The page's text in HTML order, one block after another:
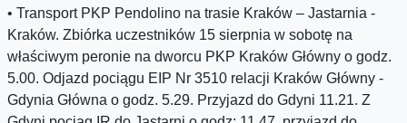
• Transport PKP Pendolino na trasie Kraków – Jastarnia -
Kraków. Zbiórka uczestników 15 sierpnia w sobotę na
właściwym peronie na dworcu PKP Kraków Główny o godz.
5.00. Odjazd pociągu EIP Nr 3510 relacji Kraków Główny -
Gdynia Główna o godz. 5.29. Przyjazd do Gdyni 11.21. Z